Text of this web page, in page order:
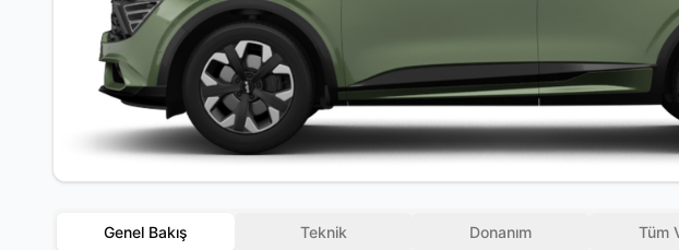
Genel Bakış Teknik Donanım Tüm